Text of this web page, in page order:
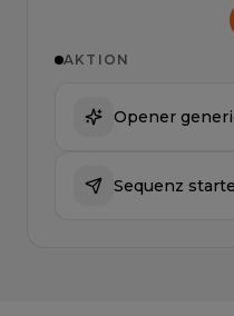
AKTION
Opener
Sequenz